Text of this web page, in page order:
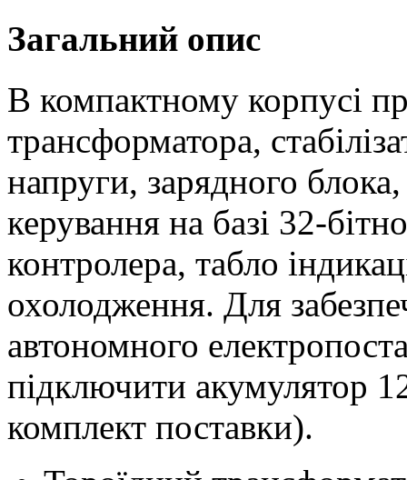
Загальний опис
В компактному корпусі
трансформатора,
напруги, зарядного
керування на базі 32-
контролера, табло
охолодження. Для
автономного
підключити акумулятор
комплект поставки).